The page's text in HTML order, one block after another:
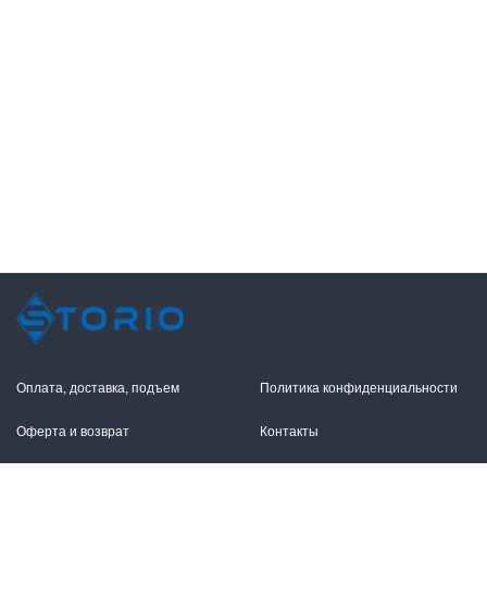
Оплата, доставка, подъем
Оферта и возврат
Политика конфиденциальности
Контакты